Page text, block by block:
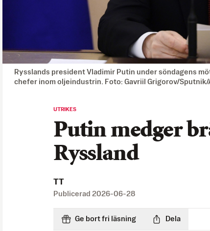
Rysslands president Vladimir Putin under söndagens
chefer inom oljeindustrin. Foto: Gavriil Grigorov/Sputnik/
UTRIKES
Putin medger
Ryssland
TT
Publicerad 2026-06-28
Ge bort fri läsning Dela